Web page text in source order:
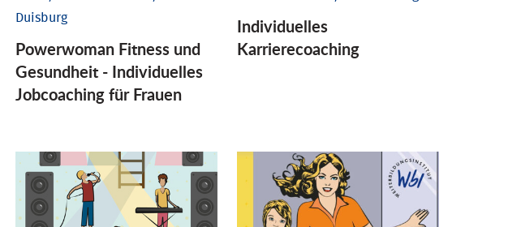
Duisburg
Powerwoman Fitness und
Gesund­heit - Individu­elles
Job­coaching für Frauen
Individu­elles
Karrierecoaching